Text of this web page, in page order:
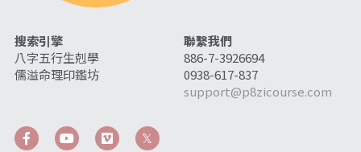
搜索引擎
八字五行生剋學
儒溢命理印鑑坊
聯繫我們
886-7-3926694
0938-617-837
support@p8zicourse.com